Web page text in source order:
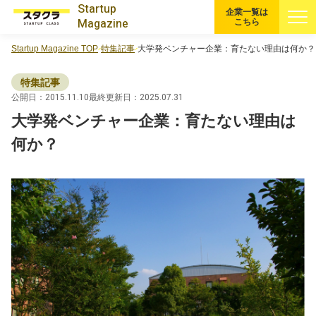
Startup
Magazine
注目スタートアップ
イベント・セミナー
特集記事
CEOインタビュー
転職
大学発スタートアップ
企業一覧は
こちら
Startup Magazine TOP 特集記事 大学発ベンチャー企業：育たない理由は何か？
特集記事
公開日：2015.11.10最終更新日：2025.07.31
大学発ベンチャー企業：育たない理由は
何か？